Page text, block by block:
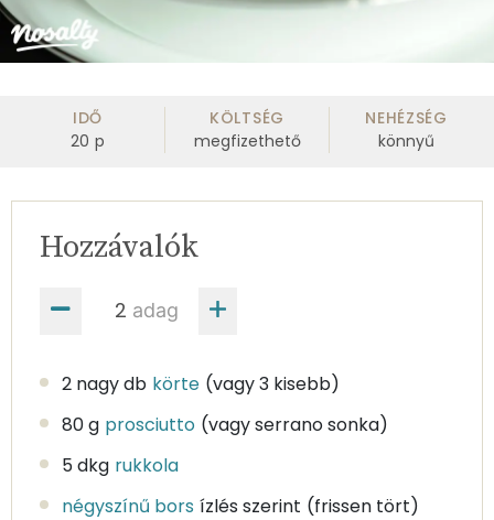
IDŐ
20 p
KÖLTSÉG
megfizethető
NEHÉZSÉG
könnyű
adag
Hozzávalók
2 nagy db körte (vagy 3 kisebb)
80 g prosciutto (vagy serrano sonka)
5 dkg rukkola
négyszínű bors ízlés szerint (frissen tört)